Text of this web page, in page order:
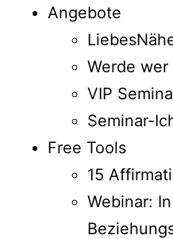
Angebote
Werde
VIP
Seminar-
Free Tools
15
Webinar: